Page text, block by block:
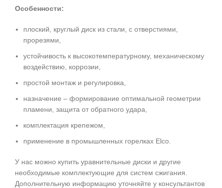
Особенности:
плоский, круглый диск из стали, с отверстиями,
прорезями,
устойчивость к высокотемпературному, механическому
воздействию, коррозии,
простой монтаж и регулировка,
назначение – формирование оптимальной геометрии
пламени, защита от обратного удара,
комплектация крепежом,
применение в промышленных горелках Elco.
У нас можно купить уравнительные диски и другие
необходимые комплектующие для систем сжигания.
Дополнительную информацию уточняйте у консультантов